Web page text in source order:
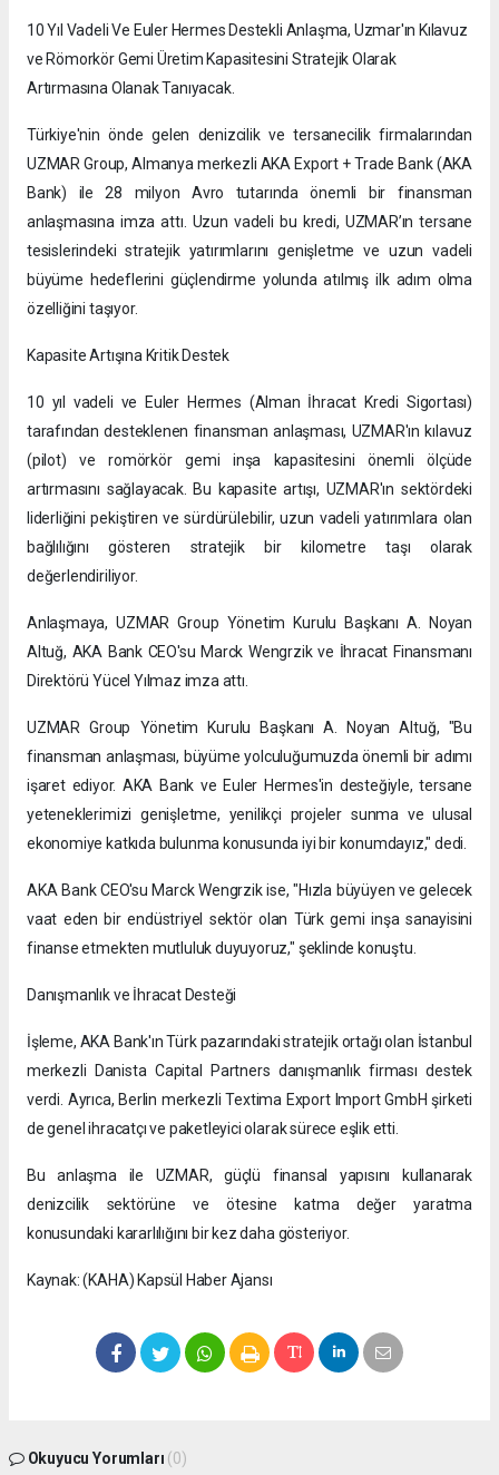
10 Yıl Vadeli Ve Euler Hermes Destekli Anlaşma, Uzmar'ın Kılavuz
ve Römorkör Gemi Üretim Kapasitesini Stratejik Olarak
Artırmasına Olanak Tanıyacak.
Türkiye'nin önde gelen denizcilik ve tersanecilik firmalarından
UZMAR Group, Almanya merkezli AKA Export + Trade Bank (AKA
Bank) ile 28 milyon Avro tutarında önemli bir finansman
anlaşmasına imza attı. Uzun vadeli bu kredi, UZMAR’ın tersane
tesislerindeki stratejik yatırımlarını genişletme ve uzun vadeli
büyüme hedeflerini güçlendirme yolunda atılmış ilk adım olma
özelliğini taşıyor.
Kapasite Artışına Kritik Destek
10 yıl vadeli ve Euler Hermes (Alman İhracat Kredi Sigortası)
tarafından desteklenen finansman anlaşması, UZMAR'ın kılavuz
(pilot) ve romörkör gemi inşa kapasitesini önemli ölçüde
artırmasını sağlayacak. Bu kapasite artışı, UZMAR'ın sektördeki
liderliğini pekiştiren ve sürdürülebilir, uzun vadeli yatırımlara olan
bağlılığını gösteren stratejik bir kilometre taşı olarak
değerlendiriliyor.
Anlaşmaya, UZMAR Group Yönetim Kurulu Başkanı A. Noyan
Altuğ, AKA Bank CEO'su Marck Wengrzik ve İhracat Finansmanı
Direktörü Yücel Yılmaz imza attı.
UZMAR Group Yönetim Kurulu Başkanı A. Noyan Altuğ, "Bu
finansman anlaşması, büyüme yolculuğumuzda önemli bir adımı
işaret ediyor. AKA Bank ve Euler Hermes'in desteğiyle, tersane
yeteneklerimizi genişletme, yenilikçi projeler sunma ve ulusal
ekonomiye katkıda bulunma konusunda iyi bir konumdayız," dedi.
AKA Bank CEO'su Marck Wengrzik ise, "Hızla büyüyen ve gelecek
vaat eden bir endüstriyel sektör olan Türk gemi inşa sanayisini
finanse etmekten mutluluk duyuyoruz," şeklinde konuştu.
Danışmanlık ve İhracat Desteği
İşleme, AKA Bank'ın Türk pazarındaki stratejik ortağı olan İstanbul
merkezli Danista Capital Partners danışmanlık firması destek
verdi. Ayrıca, Berlin merkezli Textima Export Import GmbH şirketi
de genel ihracatçı ve paketleyici olarak sürece eşlik etti.
Bu anlaşma ile UZMAR, güçlü finansal yapısını kullanarak
denizcilik sektörüne ve ötesine katma değer yaratma
konusundaki kararlılığını bir kez daha gösteriyor.
Kaynak: (KAHA) Kapsül Haber Ajansı
Okuyucu Yorumları (0)